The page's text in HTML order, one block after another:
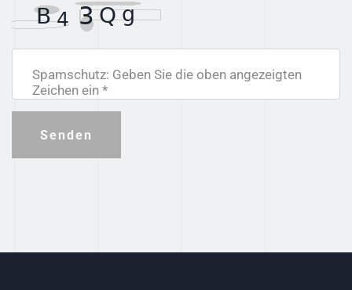
Spamschutz: Geben Sie die oben angezeigten
Zeichen ein *
Senden